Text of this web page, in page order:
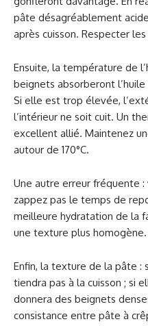
pâte désagréablement
après cuisson. Respecter
Ensuite, la température de
beignets absorberont
Si elle est trop élevée,
l’intérieur ne soit cuit. Un
excellent allié. Maintenez
autour de 170°C.
Une autre erreur fréquente
zappez pas le temps de
meilleure hydratation de la
une texture plus homogène.
Enfin, la texture de la pâte
tiendra pas à la cuisson ; si
donnera des beignets
consistance entre pâte à